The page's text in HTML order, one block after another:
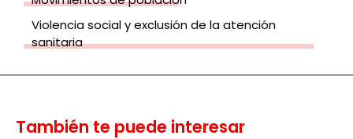
Violencia social y exclusión de la atención
sanitaria
También te puede interesar